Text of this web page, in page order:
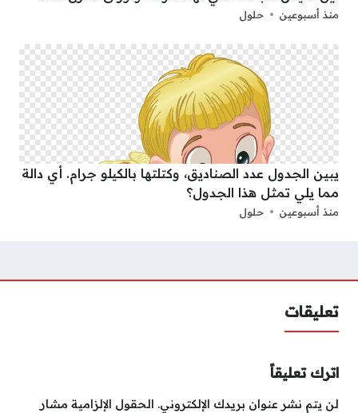
منذ أسبوعين حلول
يبين الجدول عدد الصناديق، وكتلتها بالكيلو جرام. أي دالة
مما يلي تمثل هذا الجدول؟
منذ أسبوعين حلول
تعليقات
اترك تعليقاً
لن يتم نشر عنوان بريدك الإلكتروني.
الحقول الإلزامية مشار